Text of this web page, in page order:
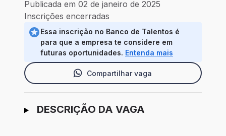
Publicada em 02 de janeiro de 2025
Inscrições encerradas
Essa inscrição no Banco de Talentos é
para que a empresa te considere em
futuras oportunidades. Entenda mais
Compartilhar vaga
Ir para candidatura
DESCRIÇÃO DA VAGA